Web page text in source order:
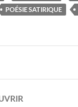
POÉSIE SATIRIQUE